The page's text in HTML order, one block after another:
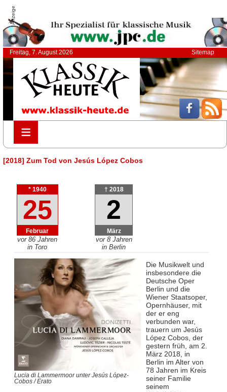
Anzeige
Freitag, 7. August 2026 Sitemap
≡
≡
[2018] Zum Tod von Jesús López Cobos
* 1940
25
Februar
vor 86 Jahren
in Toro
† 2018
2
März
vor 8 Jahren
in Berlin
Lucia di Lammermoor unter Jesús López-
Cobos / Erato
Die Musikwelt und
insbesondere die
Deutsche Oper
Berlin und die
Wiener Staatsoper,
Opernhäuser, mit
der er eng
verbunden war,
trauern um Jesús
López Cobos, der
gestern früh, am 2.
März 2018, in
Berlin im Alter von
78 Jahren im Kreis
seiner Familie
seinem